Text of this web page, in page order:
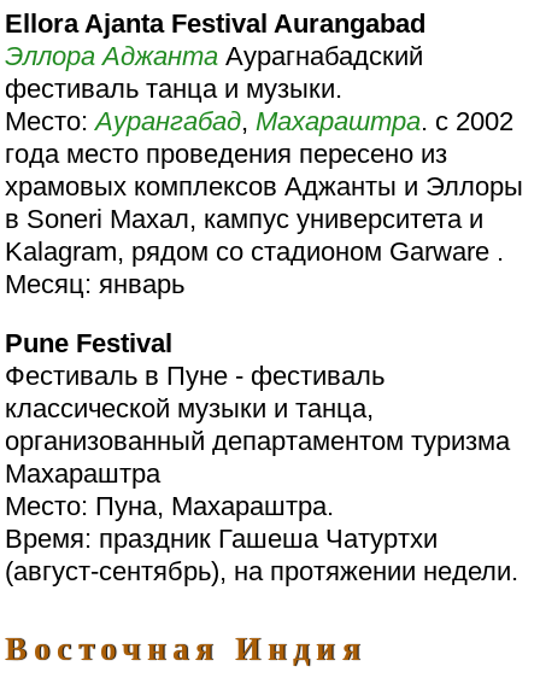
Ellora Ajanta Festival Aurangabad
Эллора Аджанта Аурагнабадский
фестиваль танца и музыки.
Место:Аурангабад, Махараштра. с 2002
года место проведения пересено из
храмовых комплексов Аджанты и Эллоры
в Soneri Махал, кампус университета и
Kalagram, рядом со стадионом Garware .
Месяц: январь
Pune Festival
Фестиваль в Пуне - фестиваль
классической музыки и танца,
организованный департаментом туризма
Махараштра
Место: Пуна, Махараштра.
Время: праздник Гашеша Чатуртхи
(август-сентябрь), на протяжении недели.
Восточная Индия